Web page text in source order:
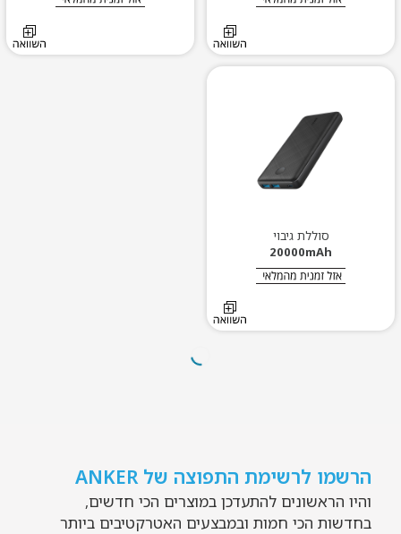
סוללת גיבוי
20000mAh
הרשמו לרשימת התפוצה של ANKER
והיו הראשונים להתעדכן במוצרים הכי חדשים,
בחדשות הכי חמות ובמבצעים האטרקטיבים ביותר